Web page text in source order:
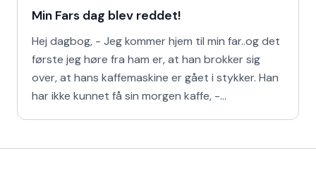
Min Fars dag blev reddet!
Hej dagbog, - Jeg kommer hjem til min far..og det
første jeg høre fra ham er, at han brokker sig
over, at hans kaffemaskine er gået i stykker. Han
har ikke kunnet få sin morgen kaffe, -